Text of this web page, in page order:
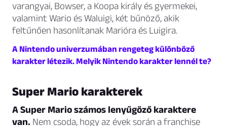
varangyai, Bowser, a Koopa király és gyermekei,
valamint Wario és Waluigi, két bűnöző, akik
feltűnően hasonlítanak Marióra és Luigira.
A Nintendo univerzumában rengeteg különböző
karakter létezik. Melyik Nintendo karakter lennél te?
Super Mario karakterek
A Super Mario számos lenyűgöző karaktere
van. Nem csoda, hogy az évek során a franchise